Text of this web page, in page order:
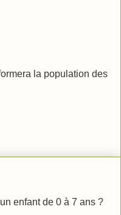
la population des
enfant de 0 à 7 ans ?